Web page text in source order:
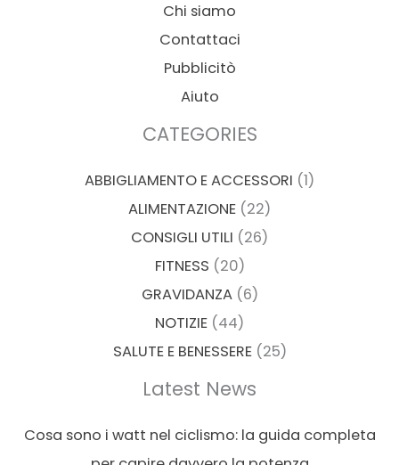
Chi siamo
Contattaci
Pubblicitò
Aiuto
CATEGORIES
ABBIGLIAMENTO E ACCESSORI (1)
ALIMENTAZIONE (22)
CONSIGLI UTILI (26)
FITNESS (20)
GRAVIDANZA(6)
NOTIZIE (44)
SALUTE E BENESSERE(25)
Latest News
Cosa sono i watt nel ciclismo: la guida completa